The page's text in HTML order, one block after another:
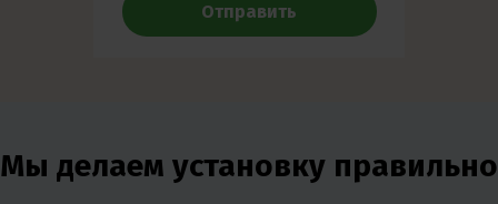
Отправить
Мы делаем установку правильно